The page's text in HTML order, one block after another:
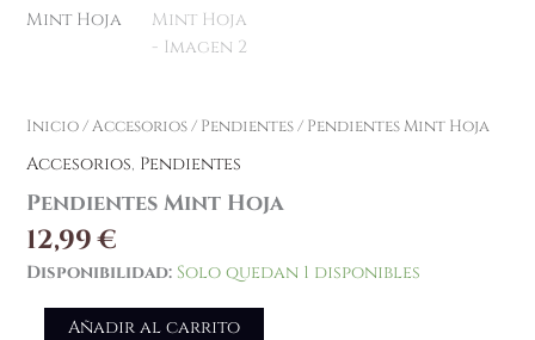
Inicio/Accesorios/ Pendientes/ Pendientes Mint Hoja
Accesorios, Pendientes
Pendientes Mint Hoja
12,99€
Disponibilidad: Solo quedan 1 disponibles
Añadir al carrito